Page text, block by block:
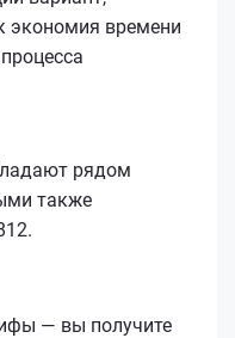
экономия времени
рядом
также
— вы получите